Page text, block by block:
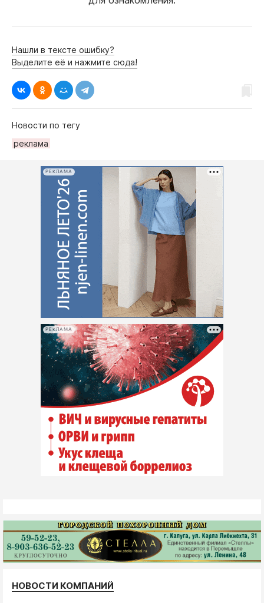
Нашли в тексте ошибку?
Выделите её и нажмите сюда!
Новости по тегу
рeклама
РЕКЛАМА
РЕКЛАМА
НОВОСТИ КОМПАНИЙ